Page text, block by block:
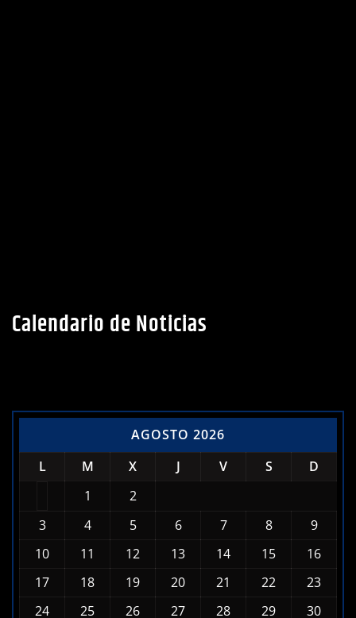
AGOSTO 2026
L
M X J V S
D
1
2
3
4 5 6 7 8
9
10
11 12 13 14 15 16